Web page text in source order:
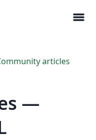
menu
articles
—